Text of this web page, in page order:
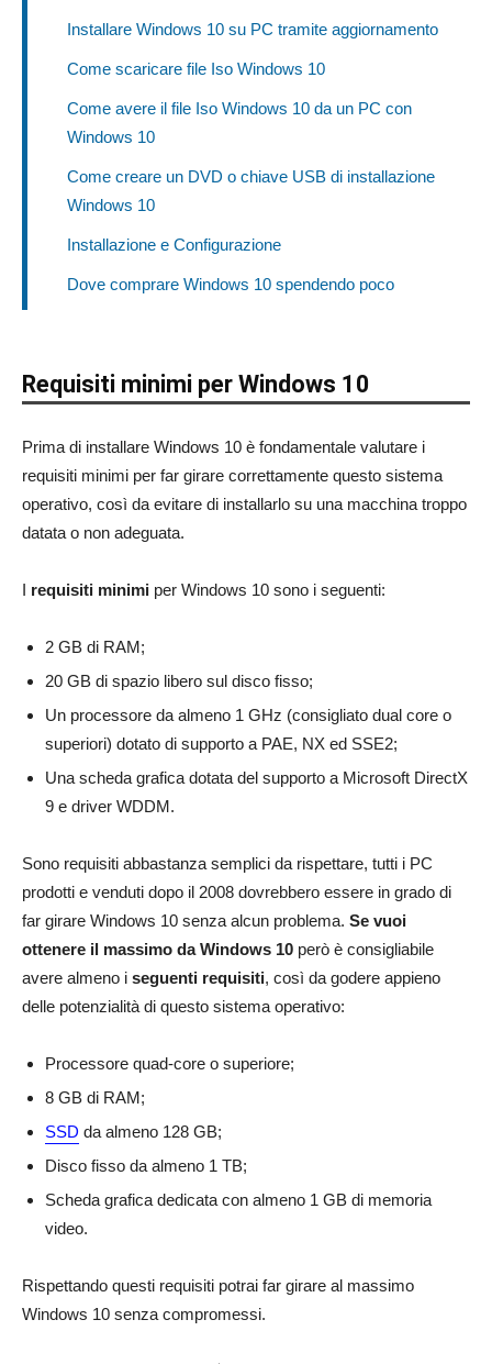
Installare Windows 10 su PC tramite aggiornamento
Come scaricare file Iso Windows 10
Come avere il file Iso Windows 10 da un PC con
Windows 10
Come creare un DVD o chiave USB di installazione
Windows 10
Installazione e Configurazione
Dove comprare Windows 10 spendendo poco
Requisiti minimi per Windows 10
Prima di installare Windows 10 è fondamentale valutare i
requisiti minimi per far girare correttamente questo sistema
operativo, così da evitare di installarlo su una macchina troppo
datata o non adeguata.
I requisiti minimi per Windows 10 sono i seguenti:
2 GB di RAM;
20 GB di spazio libero sul disco fisso;
Un processore da almeno 1 GHz (consigliato dual core o
superiori) dotato di supporto a PAE, NX ed SSE2;
Una scheda grafica dotata del supporto a Microsoft DirectX
9 e driver WDDM.
Sono requisiti abbastanza semplici da rispettare, tutti i PC
prodotti e venduti dopo il 2008 dovrebbero essere in grado di
far girare Windows 10 senza alcun problema. Se vuoi
ottenere il massimo da Windows 10 però è consigliabile
avere almeno i seguenti requisiti, così da godere appieno
delle potenzialità di questo sistema operativo:
Processore quad-core o superiore;
8 GB di RAM;
SSD da almeno 128 GB;
Disco fisso da almeno 1 TB;
Scheda grafica dedicata con almeno 1 GB di memoria
video.
Rispettando questi requisiti potrai far girare al massimo
Windows 10 senza compromessi.